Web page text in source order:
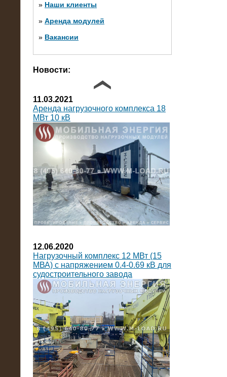
» Наши клиенты
» Аренда модулей
» Вакансии
Новости:
11.03.2021
Аренда нагрузочного комплекса 18
МВт 10 кВ
12.06.2020
Нагрузочный комплекс 12 МВт (15
МВА) с напряжением 0.4-0.69 кВ для
судостроительного завода